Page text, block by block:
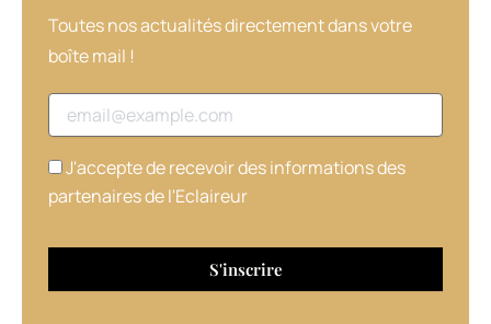
nouveau
polymère
enrobant.
produits
professionnels
(enrichis
d’olive
d’argan)
Toutes nos actualités directement dans votre
boîte mail !
Adresse email
J'accepte de recevoir des informations des
partenaires de l'Eclaireur